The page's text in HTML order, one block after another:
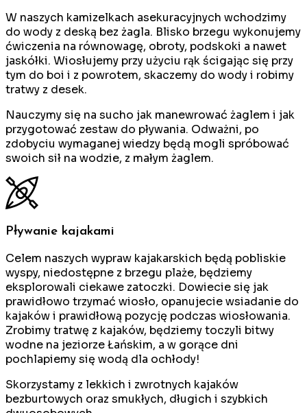
W naszych kamizelkach asekuracyjnych wchodzimy
do wody z deską bez żagla. Blisko brzegu wykonujemy
ćwiczenia na równowagę, obroty, podskoki a nawet
jaskółki. Wiosłujemy przy użyciu rąk ścigając się przy
tym do boi i z powrotem, skaczemy do wody i robimy
tratwy z desek.
Nauczymy się na sucho jak manewrować żaglem i jak
przygotować zestaw do pływania. Odważni, po
zdobyciu wymaganej wiedzy będą mogli spróbować
swoich sił na wodzie, z małym żaglem.
Pływanie kajakami
Celem naszych wypraw kajakarskich będą pobliskie
wyspy, niedostępne z brzegu plaże, będziemy
eksplorowali ciekawe zatoczki. Dowiecie się jak
prawidłowo trzymać wiosło, opanujecie wsiadanie do
kajaków i prawidłową pozycję podczas wiosłowania.
Zrobimy tratwę z kajaków, będziemy toczyli bitwy
wodne na jeziorze Łańskim, a w gorące dni
pochlapiemy się wodą dla ochłody!
Skorzystamy z lekkich i zwrotnych kajaków
bezburtowych oraz smukłych, długich i szybkich